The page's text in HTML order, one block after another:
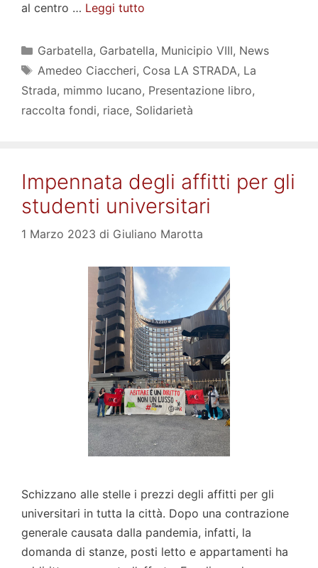
al centro … Leggi tutto
Categorie
Garbatella, Garbatella, Municipio VIII, News
Tag
Amedeo Ciaccheri, Cosa LA STRADA, La
Strada, mimmo lucano, Presentazione libro,
raccolta fondi, riace, Solidarietà
Impennata degli affitti per gli
studenti universitari
1 Marzo 2023 di Giuliano Marotta
Schizzano alle stelle i prezzi degli affitti per gli
universitari in tutta la città. Dopo una contrazione
generale causata dalla pandemia, infatti, la
domanda di stanze, posti letto e appartamenti ha